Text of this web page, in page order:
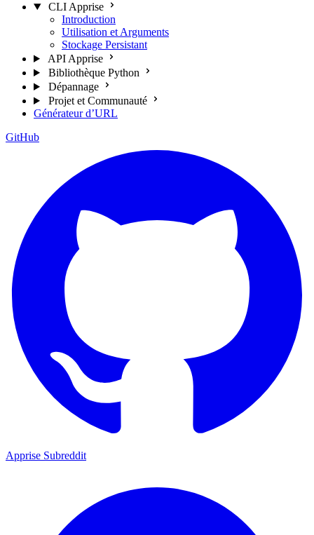
CLI Apprise
Introduction
Utilisation et Arguments
Stockage Persistant
API Apprise
Bibliothèque Python
Dépannage
Projet et Communauté
Générateur d’URL
GitHub
Apprise Subreddit